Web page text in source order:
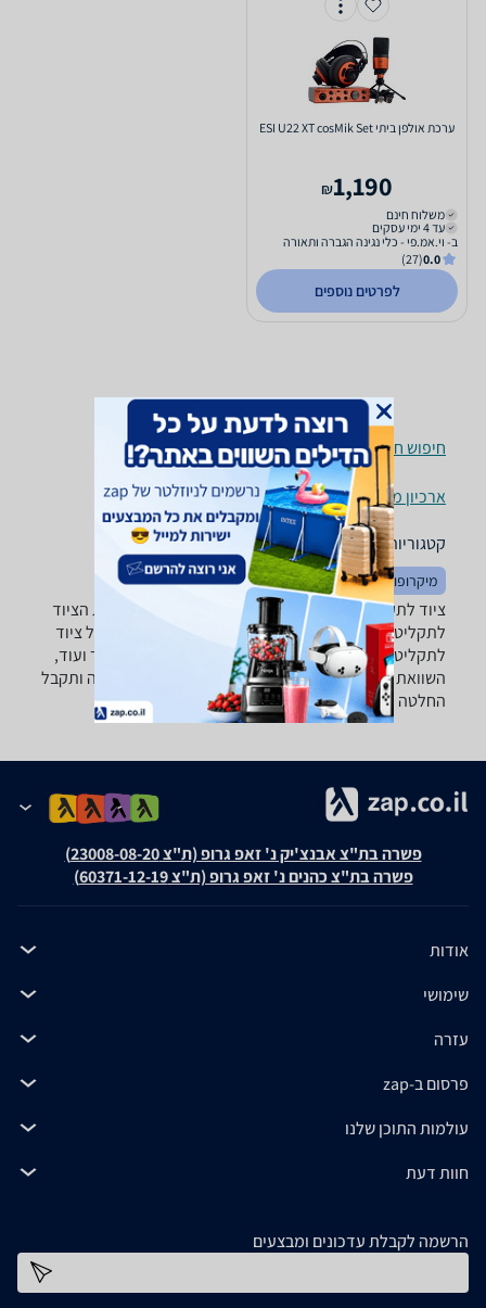
‏ערכת אולפן ביתי ESI U22 XT cosMik Set
1,190
₪
משלוח חינם
עד 4 ימי עסקים
ב- וי.אמ.פי - כלי נגינה הגברה ותאורה
0.0
(27)
לפרטים נוספים
חיפוש חנויות ציוד לתקליטנים לפי עיר
ארכיון מוצרים
קטגוריות משלימות
מיקרופונים אקוסטיקה
ציוד לתקליטנים - ‏ESI ‏ערכת אולפן ביתי רוצה למצוא את הציוד
לתקליטן שאתה צריך? רק בזאפ תמצא מאות ביקורות על ציוד
לתקליטנים מערכת סינון מתקדמת לפי יצרן , סוג המוצר ועוד,
השוואת מחירים ביותר מאלף חנויות חשמל ואלקטרוניקה ותקבל
החלטה חכמה!
פשרה בת"צ אבנצ'יק נ' זאפ גרופ (ת"צ 23008-08-20)
פשרה בת"צ כהנים נ' זאפ גרופ (ת"צ 60371-12-19)
אודות
שימושי
עזרה
פרסום ב-zap
עולמות התוכן שלנו
חוות דעת
הרשמה לקבלת עדכונים ומבצעים